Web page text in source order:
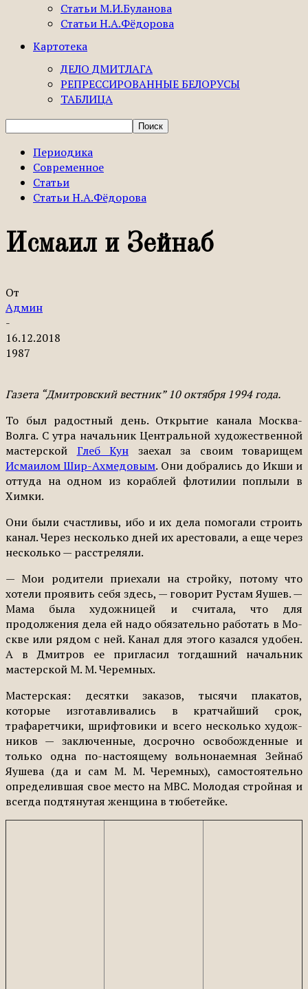
Статьи М.И.Буланова
Статьи Н.А.Фёдорова
Картотека
ДЕЛО ДМИТЛАГА
РЕПРЕССИРОВАННЫЕ БЕЛОРУСЫ
ТАБЛИЦА
Периодика
Современное
Статьи
Статьи Н.А.Фёдорова
Исмаил и Зейнаб
От
Админ
-
16.12.2018
1987
Газета “Дмитровский вестник” 10 октября 1994 года.
То был радостный день. От­крытие канала Москва-
Волга. С утра начальник Центральной художественной
мастерской Глеб Кун заехал за своим това­рищем
Исмаилом Шир-Ахмедовым. Они добрались до Икши и
оттуда на одном из кораб­лей флотилии поплыли в
Химки.
Они были счастливы, ибо и их дела помогали строить
ка­нал. Через несколько дней их арестовали, а еще через
не­сколько — расстреляли.
— Мои родители приехали на стройку, потому что
хотели проявить себя здесь, — гово­рит Рустам Яушев. —
Мама бы­ла художницей и считала, что для
продолжения дела ей на­до обязательно работать в Мо­
скве или рядом с ней. Канал для этого казался удобен.
А в Дмитров ее пригласил тогдаш­ний начальник
мастерской М. М. Черемных.
Мастерская: десятки зака­зов, тысячи плакатов,
которые изготавливались в кратчайший срок,
трафаретчики, шрифто­вики и всего несколько худож­
ников — заключенные, дос­рочно освобожденные и
толь­ко одна по-настоящему воль­нонаемная Зейнаб
Яушева (да и сам М. М. Черемных), само­стоятельно
определившая свое место на МВС. Молодая стройная и
всегда подтянутая женщина в тюбетейке.